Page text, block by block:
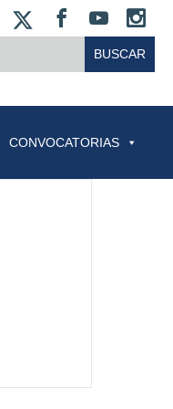
FACEBOOK
CONVOCATORIAS